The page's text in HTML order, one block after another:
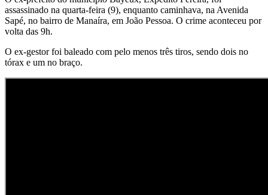
assassinado na quarta-feira (9), enquanto caminhava, na Avenida
Sapé, no bairro de Manaíra, em João Pessoa. O crime aconteceu por
volta das 9h.
O ex-gestor foi baleado com pelo menos três tiros, sendo dois no
tórax e um no braço.